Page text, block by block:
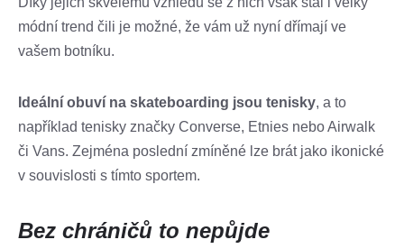
módní trend čili je možné, že vám už nyní dřímají ve
vašem botníku.
Ideální obuví na skateboarding jsou tenisky, a to
například tenisky značky Converse, Etnies nebo Airwalk
či Vans. Zejména poslední zmíněné lze brát jako ikonické
v souvislosti s tímto sportem.
Bez chráničů to nepůjde